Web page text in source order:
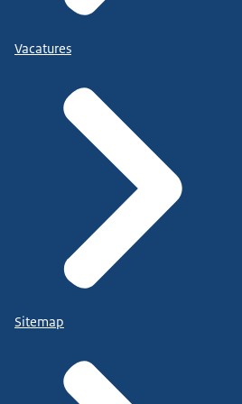
Vacatures
Sitemap